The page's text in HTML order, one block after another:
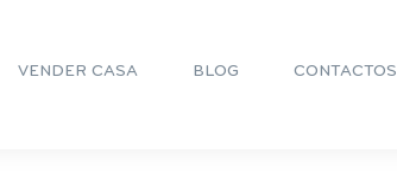
VENDER CASA BLOG CONTACTOS